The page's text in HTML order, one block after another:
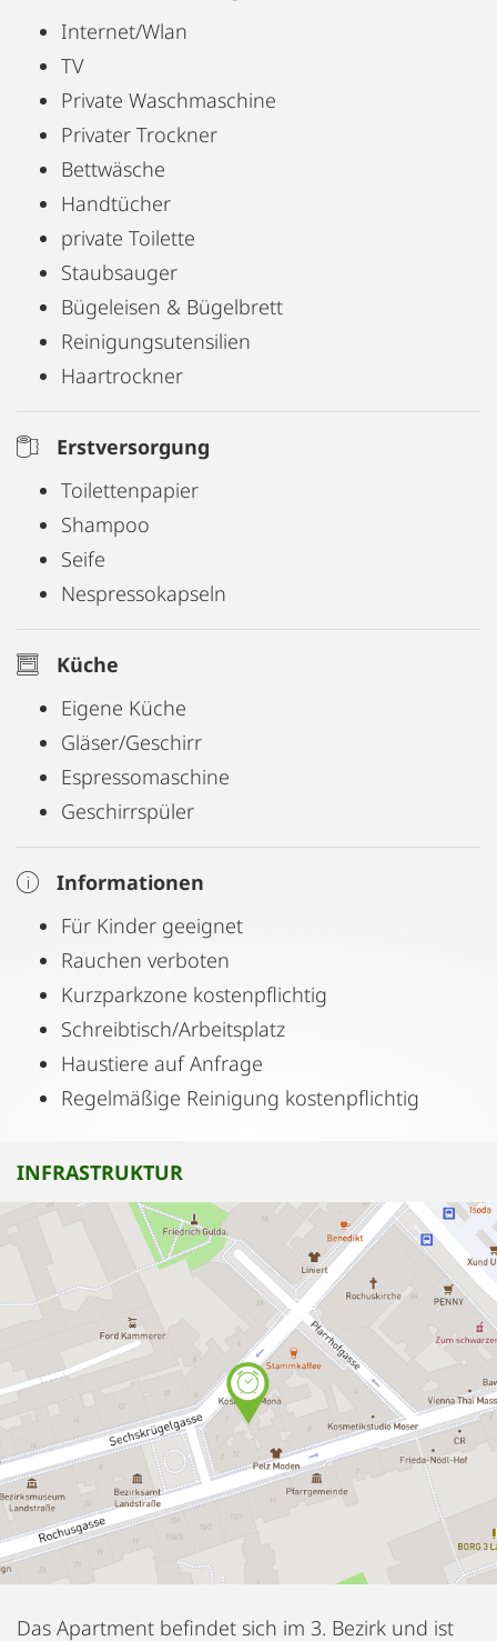
Internet/Wlan
TV
Private Waschmaschine
Privater Trockner
Bettwäsche
Handtücher
private Toilette
Staubsauger
Bügeleisen & Bügelbrett
Reinigungsutensilien
Haartrockner
Erstversorgung
Toilettenpapier
Shampoo
Seife
Nespressokapseln
Küche
Eigene Küche
Gläser/Geschirr
Espressomaschine
Geschirrspüler
Informationen
Für Kinder geeignet
Rauchen verboten
Kurzparkzone kostenpflichtig
Schreibtisch/Arbeitsplatz
Haustiere auf Anfrage
Regelmäßige Reinigung kostenpflichtig
INFRASTRUKTUR
Das Apartment befindet sich im 3. Bezirk und ist